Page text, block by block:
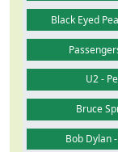
Black Eyed
U2 -
Bruce
Bob Dylan